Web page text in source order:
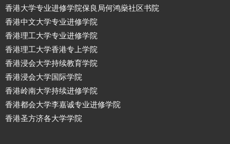
香港大学专业进修学院保良局何鸿燊社区书院
香港中文大学专业进修学院
香港理工大学专业进修学院
香港理工大学香港专上学院
香港浸会大学持续教育学院
香港浸会大学国际学院
香港岭南大学持续进修学院
香港都会大学李嘉诚专业进修学院
香港圣方济各大学学院